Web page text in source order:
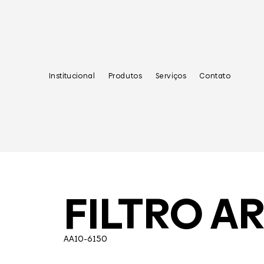
Institucional Produtos Serviços Contato
FILTRO AR
AA10-6150